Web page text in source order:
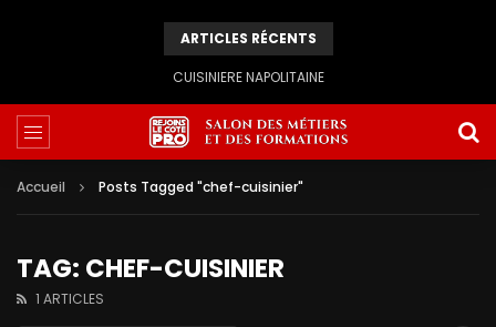
ARTICLES RÉCENTS
CUISINIERE NAPOLITAINE
Accueil Posts Tagged "chef-cuisinier"
TAG: CHEF-CUISINIER
1 ARTICLES